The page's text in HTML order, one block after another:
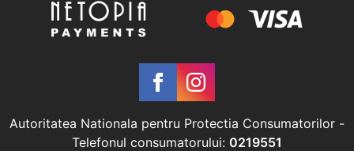
Autoritatea Nationala pentru Protectia Consumatorilor -
Telefonul consumatorului: 0219551